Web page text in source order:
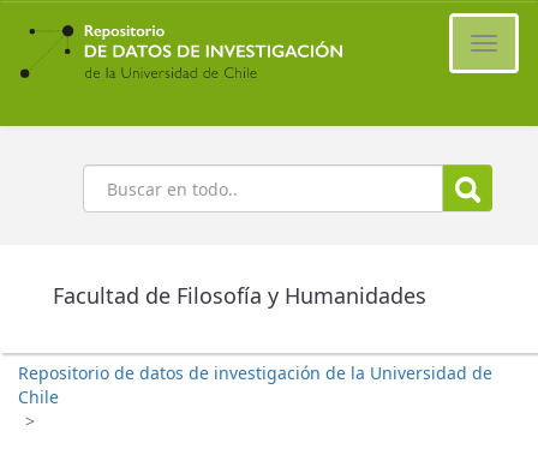
Ir
contenido
principal
Buscar
Facultad de Filosofía y Humanidades
Repositorio de datos de investigación de la Universidad de
Chile
>